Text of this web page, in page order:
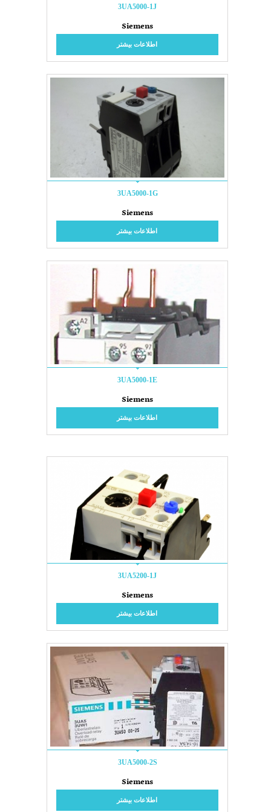
3UA5000-1J
Siemens
اطلاعات بیشتر
3UA5000-1G
Siemens
اطلاعات بیشتر
3UA5000-1E
Siemens
اطلاعات بیشتر
3UA5200-1J
Siemens
اطلاعات بیشتر
3UA5000-2S
Siemens
اطلاعات بیشتر